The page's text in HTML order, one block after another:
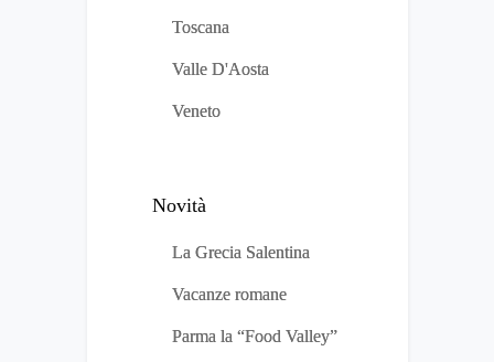
Toscana
Valle D'Aosta
Veneto
Novità
La Grecia Salentina
Vacanze romane
Parma la “Food Valley”